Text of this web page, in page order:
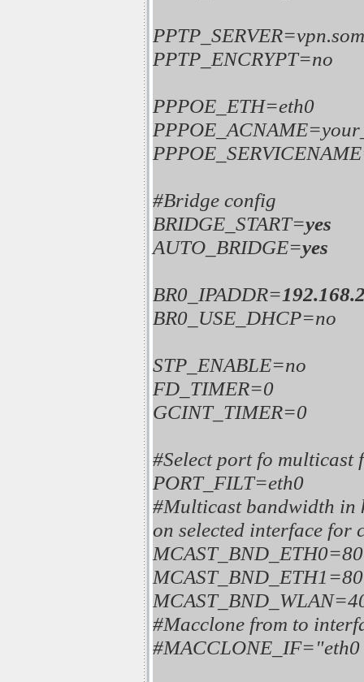
PPTP_ENCRYPT=no
PPPOE_ETH=eth0
#Bridge config
BRIDGE_START=yes
AUTO_BRIDGE=yes
BR0_IPADDR=
BR0_USE_DHCP=no
STP_ENABLE=no
FD_TIMER=0
GCINT_TIMER=0
#Select port fo multicast
PORT_FILT=eth0
#Multicast bandwidth in
on selected interface for
#Macclone from to